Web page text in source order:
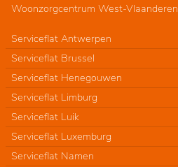
Woonzorgcentrum West-Vlaanderen
Serviceflat Antwerpen
Serviceflat Brussel
Serviceflat Henegouwen
Serviceflat Limburg
Serviceflat Luik
Serviceflat Luxemburg
Serviceflat Namen